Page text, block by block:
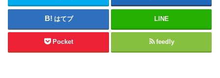
はてブ LINE
Pocket feedly